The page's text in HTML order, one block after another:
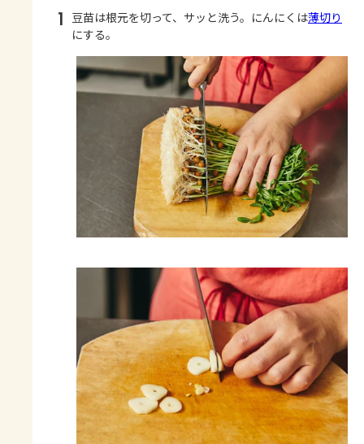
1 豆苗は根元を切って、サッと洗う。にんにくは薄切り
にする。